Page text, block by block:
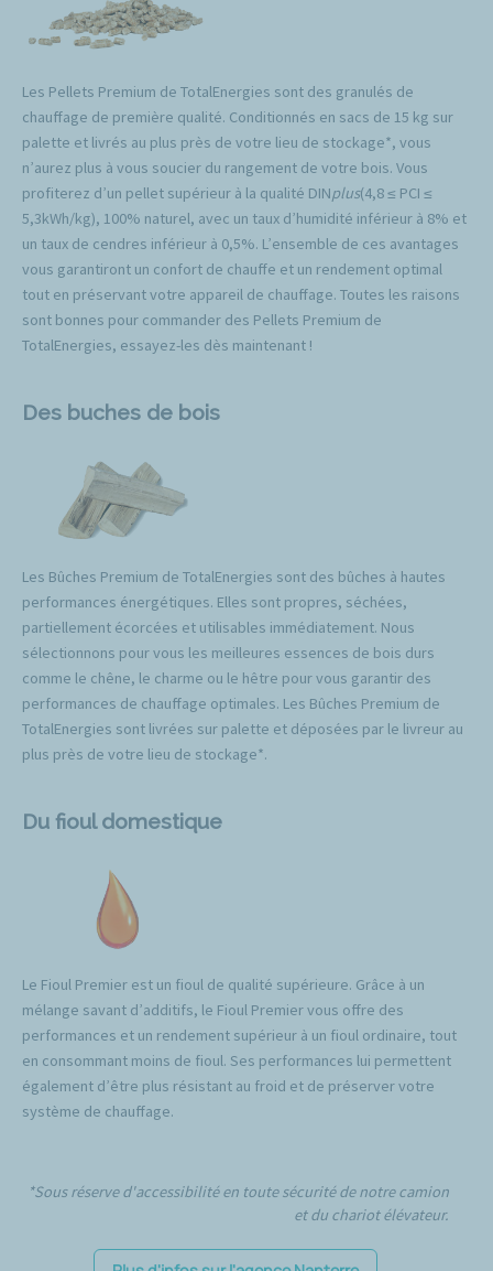
Les Pellets Premium de TotalEnergies sont des granulés de
chauffage de première qualité. Conditionnés en sacs de 15 kg sur
palette et livrés au plus près de votre lieu de stockage*, vous
n’aurez plus à vous soucier du rangement de votre bois. Vous
profiterez d’un pellet supérieur à la qualité DINplus(4,8 ≤ PCI ≤
5,3kWh/kg), 100% naturel, avec un taux d’humidité inférieur à 8% et
un taux de cendres inférieur à 0,5%. L’ensemble de ces avantages
vous garantiront un confort de chauffe et un rendement optimal
tout en préservant votre appareil de chauffage. Toutes les raisons
sont bonnes pour commander des Pellets Premium de
TotalEnergies, essayez-les dès maintenant !
Des buches de bois
Les Bûches Premium de TotalEnergies sont des bûches à hautes
performances énergétiques. Elles sont propres, séchées,
partiellement écorcées et utilisables immédiatement. Nous
sélectionnons pour vous les meilleures essences de bois durs
comme le chêne, le charme ou le hêtre pour vous garantir des
performances de chauffage optimales. Les Bûches Premium de
TotalEnergies sont livrées sur palette et déposées par le livreur au
plus près de votre lieu de stockage*.
Du fioul domestique
Le Fioul Premier est un fioul de qualité supérieure. Grâce à un
mélange savant d’additifs, le Fioul Premier vous offre des
performances et un rendement supérieur à un fioul ordinaire, tout
en consommant moins de fioul. Ses performances lui permettent
également d’être plus résistant au froid et de préserver votre
système de chauffage.
*Sous réserve d'accessibilité en toute sécurité de notre camion
et du chariot élévateur.